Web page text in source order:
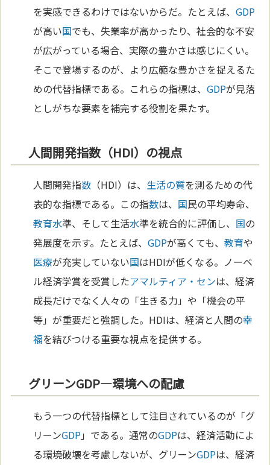
を実感できるわけではないからだ。たとえば、GDP
が高い国でも、失業率が高かったり、社会的な不安
が広がっている場合、実際の豊かさは感じにくい。
そこで登場するのが、より広範な豊かさを捉えるた
めの代替指標である。これらの指標は、GDPが見落
としがちな要素を補完する役割を果たす。
人間開発指数（HDI）の視点
人間開発指数 （HDI）は、 生活の質を測るための代
表的な指標である。この指数は、 国民の平均寿命、
教育水準、そして生活水準を統合的に評価し、 国の
発展度を示す。たとえば、GDPが高くても、教育や
医療が充実していない国はHDIが低くなる。ノーベ
ル経済学賞を受賞したアマルティア・センは、経済
成長だけでなく人々の「生きる力」や「機会の平
等」が重要だと強調した。HDIは、経済と人間の幸
福を結びつける重要な視点を提供する。
グリーンGDP—環境への配慮
もう一つの代替指標として注目されているのが「グ
リーンGDP」である。通常のGDPは、経済活動によ
る環境破壊を考慮しないが、グリーンGDPは、経済